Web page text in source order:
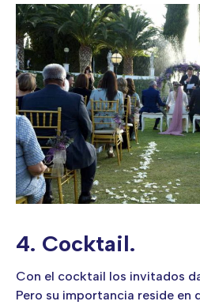
4. Cocktail.
Con el cocktail los invitados
Pero su importancia reside en